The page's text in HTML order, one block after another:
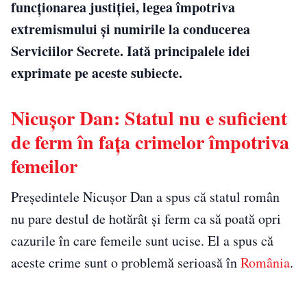
funcționarea justiției, legea împotriva
extremismului și numirile la conducerea
Serviciilor Secrete. Iată principalele idei
exprimate pe aceste subiecte.
Nicușor Dan: Statul nu e suficient
de ferm în fața crimelor împotriva
femeilor
Președintele Nicușor Dan a spus că statul român
nu pare destul de hotărât și ferm ca să poată opri
cazurile în care femeile sunt ucise. El a spus că
aceste crime sunt o problemă serioasă înRomânia.